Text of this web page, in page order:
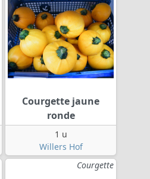
Courgette jaune
ronde
1 u
Willers Hof
Courgette